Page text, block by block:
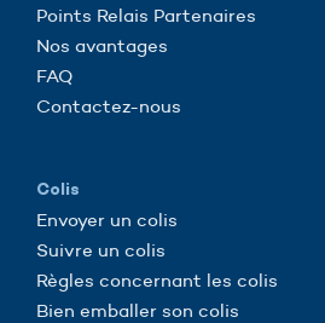
Points Relais Partenaires
Nos avantages
FAQ
Contactez-nous
Colis
Envoyer un colis
Suivre un colis
Règles concernant les colis
Bien emballer son colis